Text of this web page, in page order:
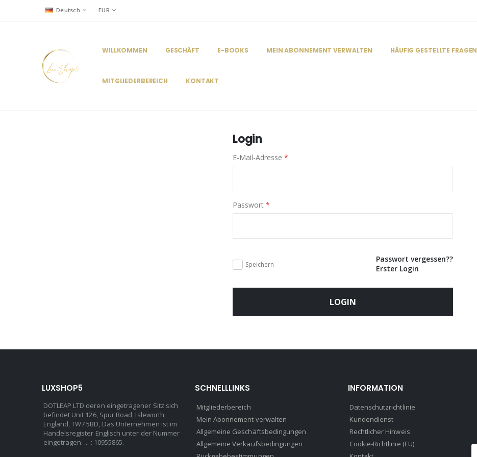
Deutsch EUR
WILLKOMMEN GESCHÄFT E-BOOKS MEIN ABONNEMENT VERWALTEN HÄUFIG GESTELLTE FRAGEN
MITGLIEDERBEREICH KONTAKT
Login
E-Mail-Adresse *
Passwort *
Speichern
Passwort vergessen??
Erster Login
LOGIN
LUXSHOP5
DOTLEAP LTD deren eingetragener Sitz sich
befindet Unit 126, Spur Road, Isleworth,
England, TW7 5BD, Das Unternehmen ist im
Handelsregister Englisch unter der Nummer
eingetragen. ... : 10955865.
SCHNELLLINKS
Mitgliederbereich
Mein Abonnement verwalten
Allgemeine Geschäftsbedingungen
Allgemeine Verkaufsbedingungen
INFORMATION
Datenschutzrichtlinie
Kundendienst
Rechtlicher Hinweis
Cookie-Richtlinie (EU)